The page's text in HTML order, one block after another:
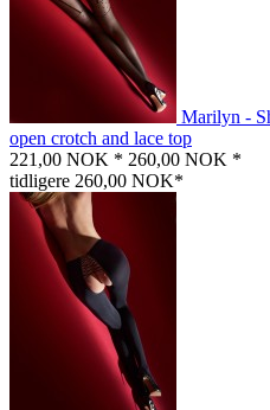
Marilyn -
open crotch and lace top
221,00 NOK * 260,00 NOK *
tidligere 260,00 NOK*